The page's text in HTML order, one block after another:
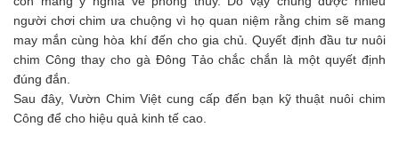
người chơi chim ưa chuộng vì họ quan niệm rằng chim sẽ mang
may mắn cùng hòa khí đến cho gia chủ. Quyết định đầu tư nuôi
chim Công thay cho gà Đông Tảo chắc chắn là một quyết định
đúng đắn.
Sau đây, Vườn Chim Việt cung cấp đến bạn kỹ thuật nuôi chim
Công để cho hiệu quả kinh tế cao.